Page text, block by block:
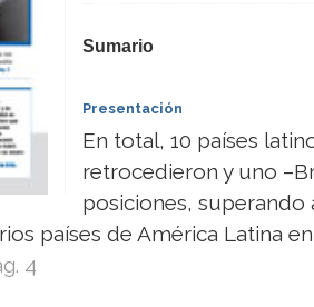
Sumario
Presentación
En total, 10 países
retrocedieron y uno
posiciones, superando
países de América Latina
4